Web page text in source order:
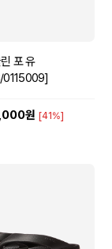
포 유
0115009]
원 [41%]